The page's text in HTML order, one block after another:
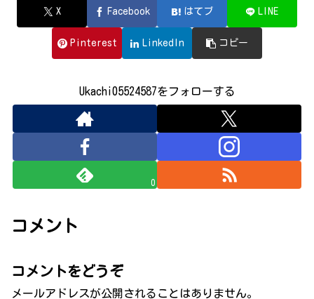
X Facebook はてブ LINE
Pinterest LinkedIn コピー
Ukachi05524587をフォローする
0
コメント
コメントをどうぞ
メールアドレスが公開されることはありません。